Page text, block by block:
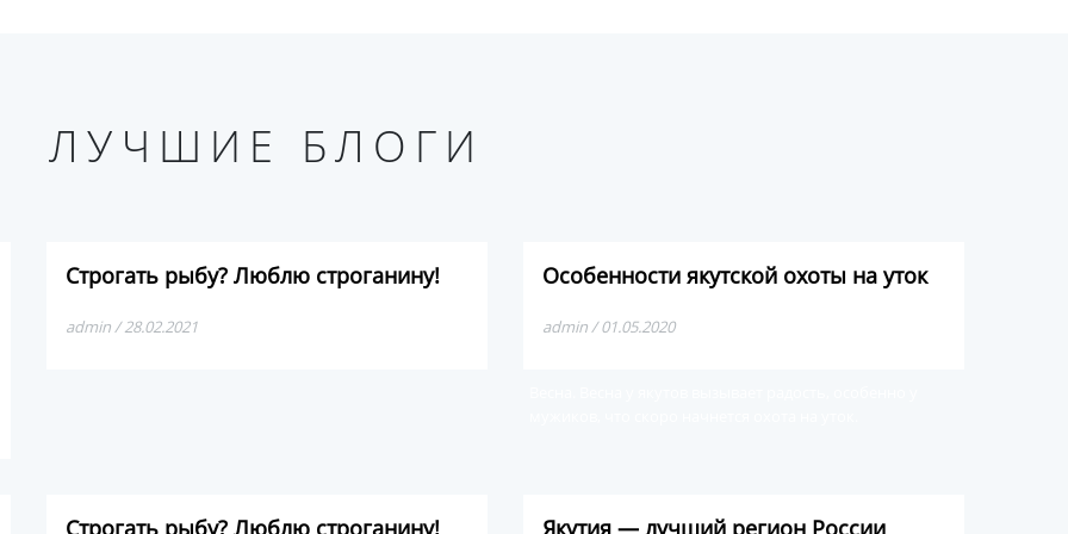
ЛУЧШИЕ БЛОГИ
Строгать рыбу? Люблю строганину!
admin / 28.02.2021
Особенности якутской охоты на уток
admin / 01.05.2020
Строгать рыбу? Люблю строганину! Якутия — лучший регион России